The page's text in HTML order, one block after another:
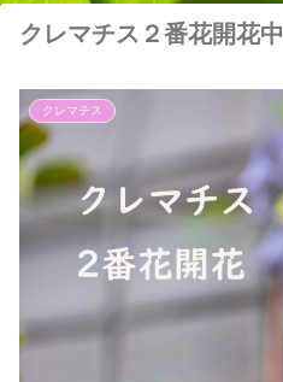
クレマチス２番花開花中
クレマチス